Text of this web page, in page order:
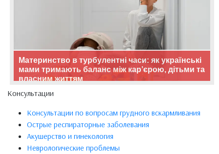
Материнство в турбулентні часи: як українські
мами тримають баланс між кар’єрою, дітьми та
власним життям
Консультации
Консультации по вопросам грудного вскармливания
Острые респираторные заболевания
Акушерство и гинекология
Неврологические проблемы